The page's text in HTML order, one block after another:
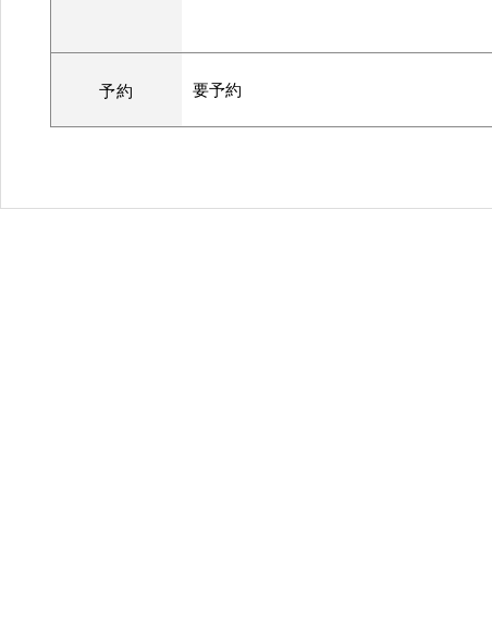
予約 要予約